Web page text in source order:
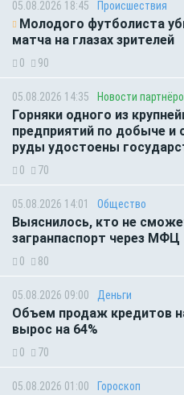
05.08.2026 18:45 Происшествия
Молодого футболиста
матча на глазах зрителей
0 90
05.08.2026 14:35 Новости
Горняки одного из
предприятий по добыче
руды удостоены
0 70
05.08.2026 14:01 Общество
Выяснилось, кто не
загранпаспорт через МФЦ
0 80
05.08.2026 09:00 Деньги
Объем продаж кредитов
вырос на 64%
0 70
05.08.2026 01:00 Гороскоп